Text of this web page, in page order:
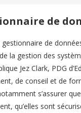
de
de
la gestion des
Jez Clark, PDG
de conseil et de
s’assurer
qu’elles sont